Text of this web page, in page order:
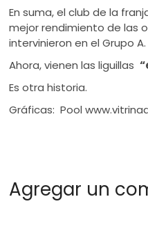
En suma, el club de la
mejor rendimiento de las
intervinieron en el Grupo A.
Ahora, vienen las liguillas
Es otra historia.
Gráficas: Pool
Agregar un